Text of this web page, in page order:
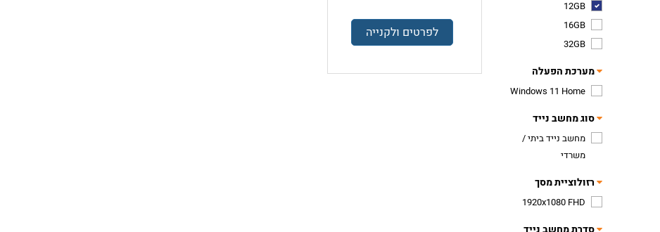
12GB
16GB
32GB
מערכת הפעלה
Windows 11 Home
סוג מחשב נייד
מחשב נייד ביתי /
משרדי
רזולוציית מסך
1920x1080 FHD
לפרטים ולקנייה